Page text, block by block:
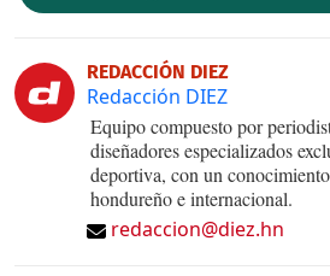
REDACCIÓN DIEZ
Redacción DIEZ
Equipo compuesto por
diseñadores especializados
deportiva, con un
hondureño e internacional.
redaccion@diez.hn